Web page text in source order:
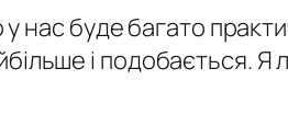
нас буде багато
і